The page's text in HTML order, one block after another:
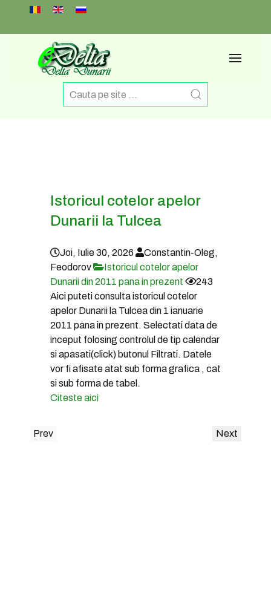
Select your language
Istoricul cotelor apelor
Dunarii la Tulcea
Joi, Iulie 30, 2026
Constantin-Oleg,
Feodorov
Istoricul cotelor apelor
Dunarii din 2011 pana in prezent
243
Aici puteti consulta istoricul cotelor
apelor Dunarii la Tulcea din 1 ianuarie
2011 pana in prezent. Selectati data de
inceput folosing controlul de tip calendar
si apasati(click) butonul Filtrati. Datele
vor fi afisate atat sub forma grafica , cat
si sub forma de tabel.
Citeste aici
Prev Next